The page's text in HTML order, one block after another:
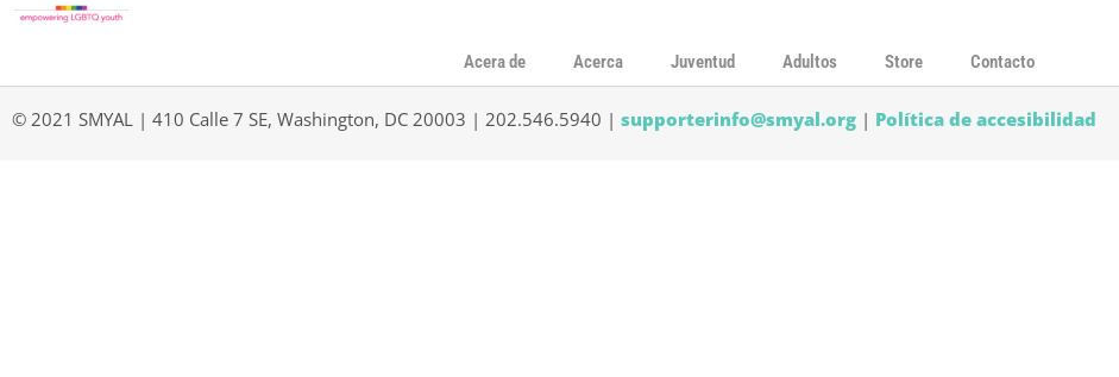
Acera de Acerca Juventud Adultos Store Contacto
© 2021 SMYAL | 410 Calle 7 SE, Washington, DC 20003 | 202.546.5940 | supporterinfo@smyal.org | Política de accesibilidad